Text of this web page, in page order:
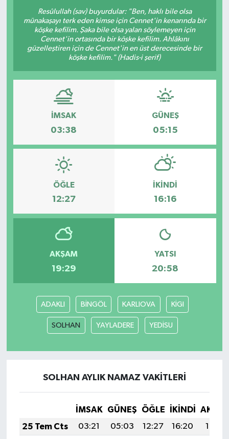
Resûlullah (sav) buyurdular: "Ben, haklı bile olsa
münakaşayı terk eden kimse için Cennet'in kenarında bir
köşke kefilim. Şaka bile olsa yalan söylemeyen için
Cennet'in ortasında bir köşke kefilim. Ahlâkını
güzelleştiren için de Cennet'in en üst derecesinde bir
köşke kefilim." (Hadis-i şerif)
İMSAK
03:38
GÜNEŞ
05:15
ÖĞLE
12:27
İKINDI
16:16
AKŞAM
19:29
YATSI
20:58
ADAKLI BİNGÖL KARLIOVA KİGI
SOLHAN YAYLADERE YEDİSU
SOLHAN AYLIK NAMAZ VAKITLERI
İMSAK GÜNEŞ ÖĞLE İKINDI
25 Tem Cts
03:21 05:03 12:27 16:20
19:41
ÖZEL HABER
RÖPORTAJLAR
SAĞLIK
SİYASET
SPOR